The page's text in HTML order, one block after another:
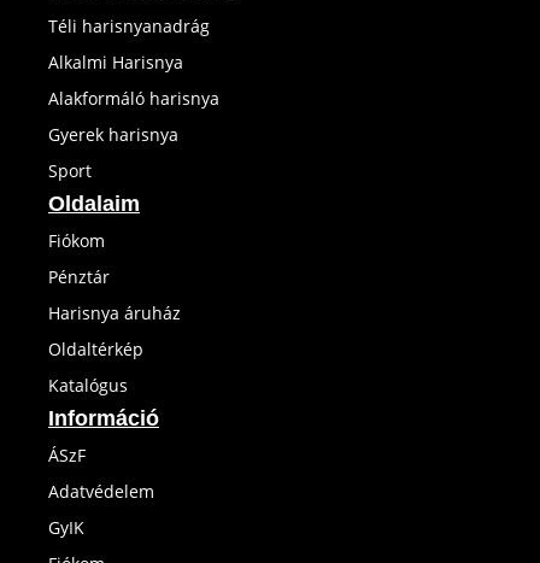
Téli harisnyanadrág
Alkalmi Harisnya
Alakformáló harisnya
Gyerek harisnya
Sport
Oldalaim
Fiókom
Pénztár
Harisnya áruház
Oldaltérkép
Katalógus
Információ
ÁSzF
Adatvédelem
GyIK